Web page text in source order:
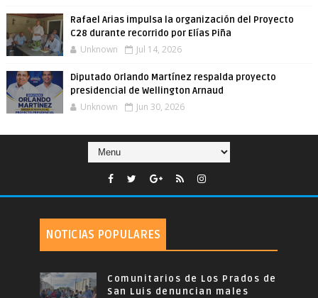
Rafael Arias impulsa la organización del Proyecto
C28 durante recorrido por Elías Piña
Unknown Jul 14, 2026
Diputado Orlando Martínez respalda proyecto
presidencial de Wellington Arnaud
Unknown Jun 30, 2026
NOTICIAS POPULARES
Comunitarios de Los Prados de
San Luis denuncian males